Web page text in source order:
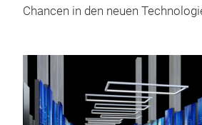
Chancen in den neuen